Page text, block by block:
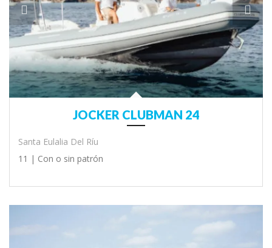
JOCKER CLUBMAN 24
Santa Eulalia Del Ríu
11 | Con o sin patrón